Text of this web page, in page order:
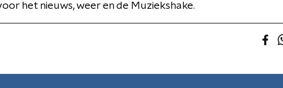
het nieuws, weer en de Muziekshake.